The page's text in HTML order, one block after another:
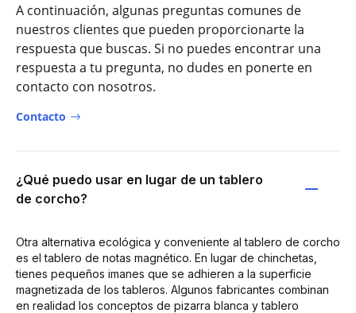
A continuación, algunas preguntas comunes de
nuestros clientes que pueden proporcionarte la
respuesta que buscas. Si no puedes encontrar una
respuesta a tu pregunta, no dudes en ponerte en
contacto con nosotros.
Contacto
¿Qué puedo usar en lugar de un tablero
de corcho?
Otra alternativa ecológica y conveniente al tablero de corcho
es el tablero de notas magnético. En lugar de chinchetas,
tienes pequeños imanes que se adhieren a la superficie
magnetizada de los tableros. Algunos fabricantes combinan
en realidad los conceptos de pizarra blanca y tablero